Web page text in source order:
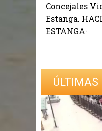
Concejales
Estanga.
ESTANGA·
ÚLTIMAS